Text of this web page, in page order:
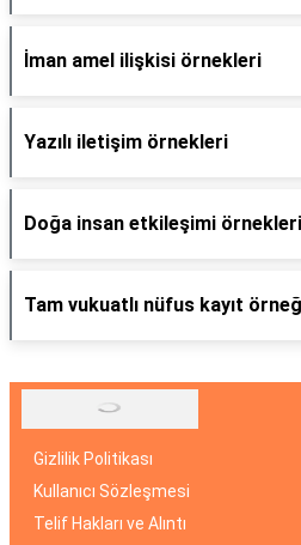
İman amel ilişkisi örnekleri
Yazılı iletişim örnekleri
Doğa insan etkileşimi örnekleri
Tam vukuatlı nüfus kayıt
Gizlilik Politikası
Kullanıcı Sözleşmesi
Telif Hakları ve Alıntı